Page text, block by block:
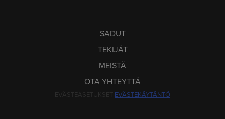
SADUT
TEKIJÄT
MEISTÄ
OTA YHTEYTTÄ
EVÄSTEASETUKSET EVÄSTEKÄYTÄNTÖ